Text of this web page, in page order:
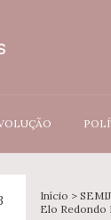
Início >
Elo Redondo